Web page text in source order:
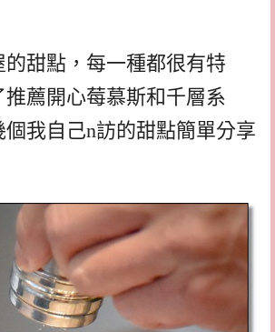
的甜點，每一種都很有特
推薦開心莓慕斯和千層系
我自己n訪的甜點簡單分享